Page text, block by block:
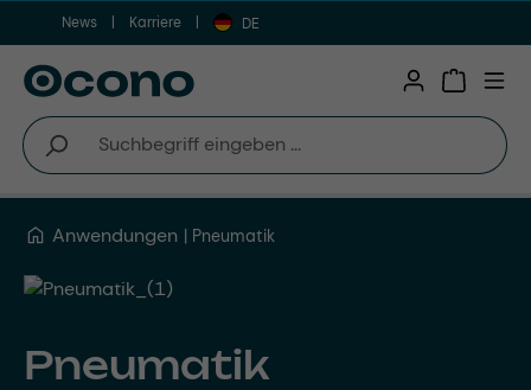
Zum Hauptinhalt springen
News Karriere DE
Anwendungen Pneumatik
Pneumatik